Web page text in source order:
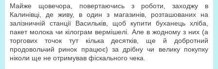
Майже щовечора, повертаючись з роботи, заходжу в
Калинівці, де живу, в один з магазинів, розташованих на
залізничній станції Васильків, щоб купити буханець хліба,
пакет молока чи кілограм вермішелі. Але в жодному з них (а
торгових точок тут кілька десятків, ще й добротний
продовольчий ринок працює) за дрібну чи велику покупку
ніколи ще не отримував фіскального чека.